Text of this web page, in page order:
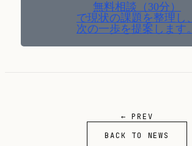
無料相談（30分）
で現状の課題を整理し、
次の一歩を提案します。
← PREV
BACK TO NEWS